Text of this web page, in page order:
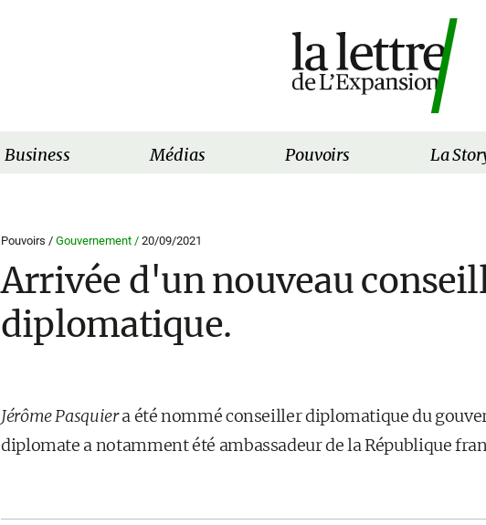
Business Médias Pouvoirs La
Pouvoirs / Gouvernement / 20/09/2021
Arrivée d'un nouveau
diplomatique.
Jérôme Pasquiera été nommé conseiller diplomatique du
diplomate a notamment été ambassadeur de la République